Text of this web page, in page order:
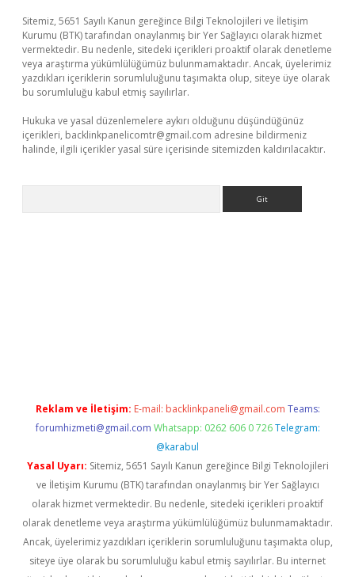
Sitemiz, 5651 Sayılı Kanun gereğince Bilgi Teknolojileri ve İletişim
Kurumu (BTK) tarafından onaylanmış bir Yer Sağlayıcı olarak hizmet
vermektedir. Bu nedenle, sitedeki içerikleri proaktif olarak denetleme
veya araştırma yükümlülüğümüz bulunmamaktadır. Ancak, üyelerimiz
yazdıkları içeriklerin sorumluluğunu taşımakta olup, siteye üye olarak
bu sorumluluğu kabul etmiş sayılırlar.
Hukuka ve yasal düzenlemelere aykırı olduğunu düşündüğünüz
içerikleri, backlinkpanelicomtr@gmail.com adresine bildirmeniz
halinde, ilgili içerikler yasal süre içerisinde sitemizden kaldırılacaktır.
Reklam ve İletişim: E-mail: backlinkpaneli@gmail.com Teams:
forumhizmeti@gmail.com Whatsapp: 0262 606 0 726 Telegram:
@karabul
Yasal Uyarı: Sitemiz, 5651 Sayılı Kanun gereğince Bilgi Teknolojileri
ve İletişim Kurumu (BTK) tarafından onaylanmış bir Yer Sağlayıcı
olarak hizmet vermektedir. Bu nedenle, sitedeki içerikleri proaktif
olarak denetleme veya araştırma yükümlülüğümüz bulunmamaktadır.
Ancak, üyelerimiz yazdıkları içeriklerin sorumluluğunu taşımakta olup,
siteye üye olarak bu sorumluluğu kabul etmiş sayılırlar. Bu internet